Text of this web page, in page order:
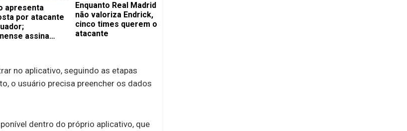
apresenta
por atacante
assina
Enquanto Real Madrid
não valoriza Endrick,
cinco times querem o
atacante
no aplicativo, seguindo as etapas
o usuário precisa preencher os dados
dentro do próprio aplicativo, que